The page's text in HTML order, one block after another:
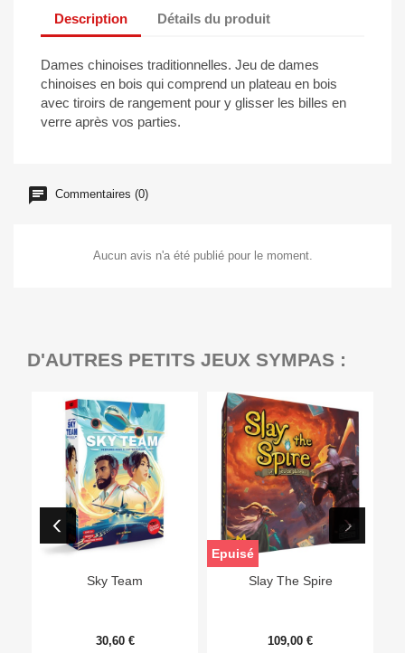
Description Détails du produit
Dames chinoises traditionnelles. Jeu de dames
chinoises en bois qui comprend un plateau en bois
avec tiroirs de rangement pour y glisser les billes en
verre après vos parties.
Commentaires (0)
Aucun avis n'a été publié pour le moment.
D'AUTRES PETITS JEUX SYMPAS :
Sky Team
30,60 €
Slay The Spire
109,00 €
Epuisé